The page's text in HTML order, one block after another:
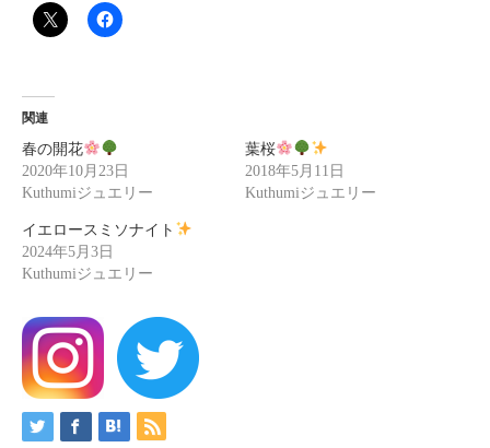
関連
春の開花
2020年10月23日
Kuthumiジュエリー
葉桜
2018年5月11日
Kuthumiジュエリー
イエロースミソナイト
2024年5月3日
Kuthumiジュエリー